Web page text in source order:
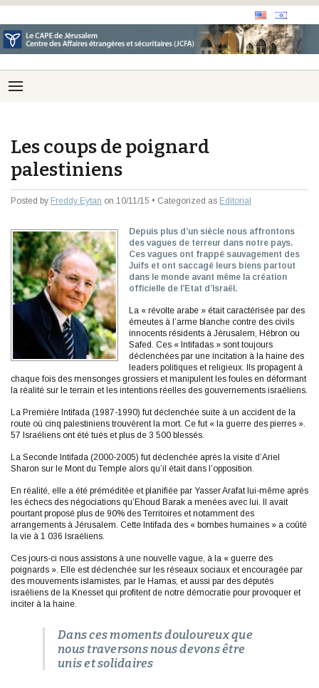
Les coups de poignard
palestiniens
Posted by Freddy Eytan on 10/11/15 • Categorized as Editorial
Depuis plus d’un siècle nous affrontons
des vagues de terreur dans notre pays.
Ces vagues ont frappé sauvagement des
Juifs et ont saccagé leurs biens partout
dans le monde avant même la création
officielle de l’Etat d’Israël.
La « révolte arabe » était caractérisée par des
émeutes à l’arme blanche contre des civils
innocents résidents à Jérusalem, Hébron ou
Safed. Ces « Intifadas » sont toujours
déclenchées par une incitation à la haine des
leaders politiques et religieux. Ils propagent à
chaque fois des mensonges grossiers et manipulent les foules en déformant
la réalité sur le terrain et les intentions réelles des gouvernements israéliens.
La Première Intifada (1987-1990) fut déclenchée suite à un accident de la
route où cinq palestiniens trouvèrent la mort. Ce fut « la guerre des pierres ».
57 Israéliens ont été tués et plus de 3 500 blessés.
La Seconde Intifada (2000-2005) fut déclenchée après la visite d’Ariel
Sharon sur le Mont du Temple alors qu’il était dans l’opposition.
En réalité, elle a été préméditée et planifiée par Yasser Arafat lui-même après
les échecs des négociations qu’Ehoud Barak a menées avec lui. Il avait
pourtant proposé plus de 90% des Territoires et notamment des
arrangements à Jérusalem. Cette Intifada des « bombes humaines » a coûté
la vie à 1 036 Israéliens.
Ces jours-ci nous assistons à une nouvelle vague, à la « guerre des
poignards ». Elle est déclenchée sur les réseaux sociaux et encouragée par
des mouvements islamistes, par le Hamas, et aussi par des députés
israéliens de la Knesset qui profitent de notre démocratie pour provoquer et
inciter à la haine.
Dans ces moments douloureux que
nous traversons nous devons être
unis et solidaires